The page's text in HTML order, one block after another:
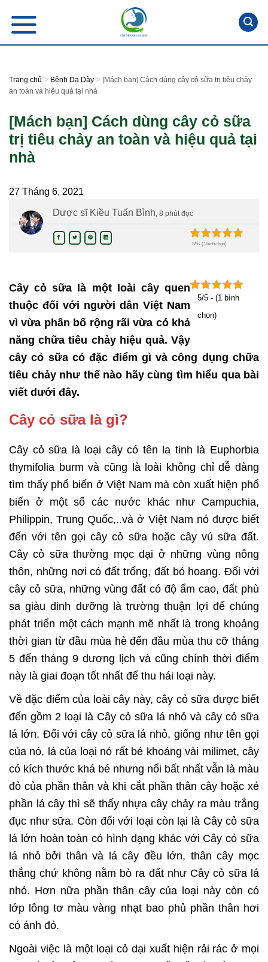
content
Trang chủ > Bệnh Dạ Dày > [Mách bạn] Cách dùng cây cỏ sữa trị tiêu chảy
an toàn và hiệu quả tại nhà
[Mách bạn] Cách dùng cây cỏ sữa
trị tiêu chảy an toàn và hiệu quả tại
nhà
27 Tháng 6, 2021
Dược sĩ Kiều Tuấn Bình, 8 phút đọc
5/5 - (1 bình chọn)
5/5 - (1 bình
chọn)
Cây cỏ sữa là một loài cây quen
thuộc đối với người dân Việt Nam
vì vừa phân bố rộng rãi vừa có khả
năng chữa tiêu chảy hiệu quả. Vậy
cây cỏ sữa có đặc điểm gì và công dụng chữa
tiêu chảy như thế nào hãy cùng tìm hiểu qua bài
viết dưới đây.
Cây cỏ sữa là gì?
Cây cỏ sữa là loại cây có tên la tinh là Euphorbia
thymifolia burm và cũng là loài không chỉ dễ dàng
tìm thấy phổ biến ở Việt Nam mà còn xuất hiện phổ
biến ở một số các nước khác như Campuchia,
Philippin, Trung Quốc,..và ở Việt Nam nó được biết
đến với tên gọi cây cỏ sữa hoặc cây vú sữa đất.
Cây cỏ sữa thường mọc dại ở những vùng nông
thôn, những nơi có đất trống, đất bỏ hoang. Đối với
cây cỏ sữa, những vùng đất có độ ẩm cao, đất phù
sa giàu dinh dưỡng là trường thuận lợi để chúng
phát triển một cách mạnh mẽ nhất là trong khoảng
thời gian từ đầu mùa hè đến đầu mùa thu cỡ tháng
5 đến tháng 9 dương lịch và cũng chính thời điểm
này là giai đoạn tốt nhất để thu hái loại này.
Về đặc điểm của loài cây này, cây cỏ sữa được biết
đến gồm 2 loại là Cây cỏ sữa lá nhỏ và cây cỏ sữa
lá lớn. Đối với cây cỏ sữa lá nhỏ, giống như tên gọi
của nó, lá của loại nó rất bé khoảng vài milimet, cây
có kích thước khá bé nhưng nổi bất nhất vẫn là màu
đỏ của phần thân và khi cắt phần thân cây hoặc xé
phần lá cây thì sẽ thấy nhựa cây chảy ra màu trắng
đục như sữa. Còn đối với loại còn lại là Cây cỏ sữa
lá lớn hoàn toàn có hình dạng khác với Cây cỏ sữa
lá nhỏ bởi thân và lá cây đều lớn, thân cây mọc
thẳng chứ không nằm bò ra đất như Cây cỏ sữa lá
nhỏ. Hơn nữa phần thân cây của loại này còn có
lớp lông tơ màu vàng nhạt bao phủ phần thân hơi
có ánh đỏ.
Ngoài việc là một loại cỏ dại xuất hiện rải rác ở mọi